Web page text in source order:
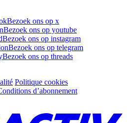
Bezoek ons op x
Bezoek ons op youtube
Bezoek ons op instagram
Bezoek ons op telegram
Bezoek ons op threads
Politique cookies
d’abonnement